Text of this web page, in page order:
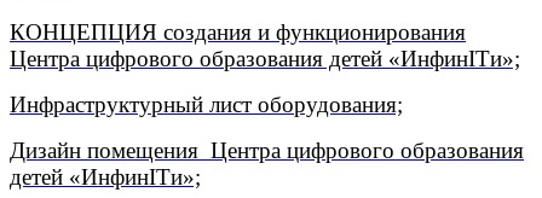
КОНЦЕПЦИЯ создания и функционирования
Центра цифрового образования детей «ИнфинITи»;
Инфраструктурный лист оборудования;
Дизайн помещения Центра цифрового образования
детей «ИнфинITи»;